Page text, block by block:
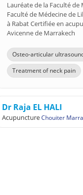
Lauréate de la Faculté
Faculté de Médecine de
à Rabat Certifiée en
Avicenne de Marrakech
Osteo-articular
Treatment of neck pain
Dr Raja EL HALI
AcupunctureChouiter